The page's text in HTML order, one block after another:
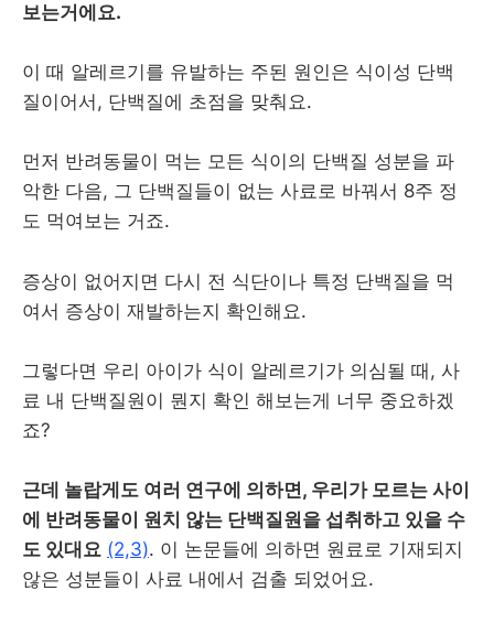
보는거에요.
이 때 알레르기를 유발하는 주된 원인은 식이성 단백
질이어서, 단백질에 초점을 맞춰요.
먼저 반려동물이 먹는 모든 식이의 단백질 성분을 파
악한 다음, 그 단백질들이 없는 사료로 바꿔서 8주 정
도 먹여보는 거죠.
증상이 없어지면 다시 전 식단이나 특정 단백질을 먹
여서 증상이 재발하는지 확인해요.
그렇다면 우리 아이가 식이 알레르기가 의심될 때, 사
료 내 단백질원이 뭔지 확인 해보는게 너무 중요하겠
죠?
근데 놀랍게도 여러 연구에 의하면, 우리가 모르는 사이
에 반려동물이 원치 않는 단백질원을 섭취하고 있을 수
도 있대요 (2,3). 이 논문들에 의하면 원료로 기재되지
않은 성분들이 사료 내에서 검출 되었어요.